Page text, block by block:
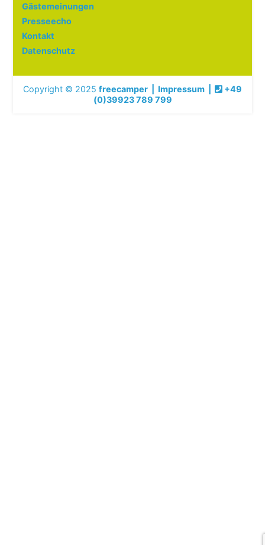
Gästemeinungen
Presseecho
Kontakt
Datenschutz
Copyright © 2025 freecamper Impressum
+49
(0)39923 789 799